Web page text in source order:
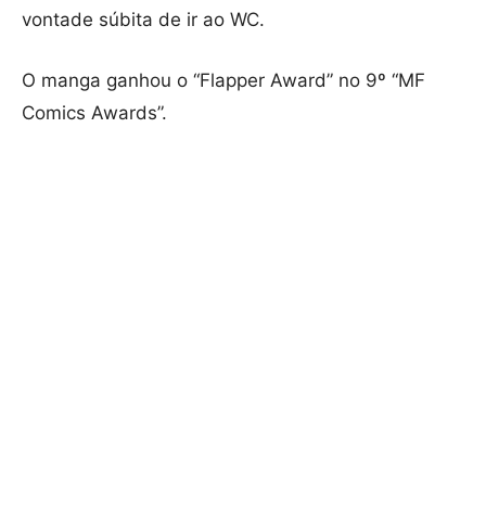
vontade súbita de ir ao WC.
O manga ganhou o “Flapper Award” no 9º “MF
Comics Awards”.